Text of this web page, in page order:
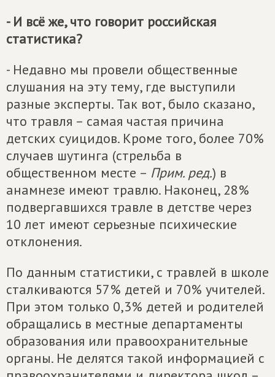
- И всё же, что говорит российская
статистика?
- Недавно мы провели общественные
слушания на эту тему, где выступили
разные эксперты. Так вот, было сказано,
что травля – самая частая причина
детских суицидов. Кроме того, более 70%
случаев шутинга (стрельба в
общественном месте – Прим. ред.) в
анамнезе имеют травлю. Наконец, 28%
подвергавшихся травле в детстве через
10 лет имеют серьезные психические
отклонения.
По данным статистики, с травлей в школе
сталкиваются 57% детей и 70% учителей.
При этом только 0,3% детей и родителей
обращались в местные департаменты
образования или правоохранительные
органы. Не делятся такой информацией с